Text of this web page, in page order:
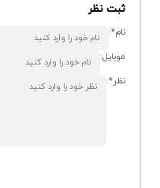
ثبت نظر
نام*:
موبایل:
نظر*: